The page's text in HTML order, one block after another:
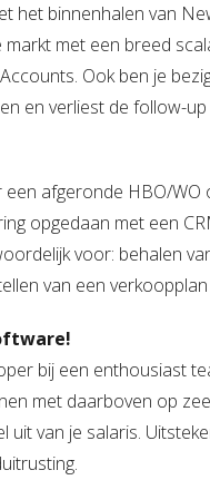
het binnenhalen van
met een breed
Ook ben je
en verliest de follow-
afgeronde HBO/WO
opgedaan met een
voor: behalen
van een
bij een enthousiast
met daarboven op
van je salaris.